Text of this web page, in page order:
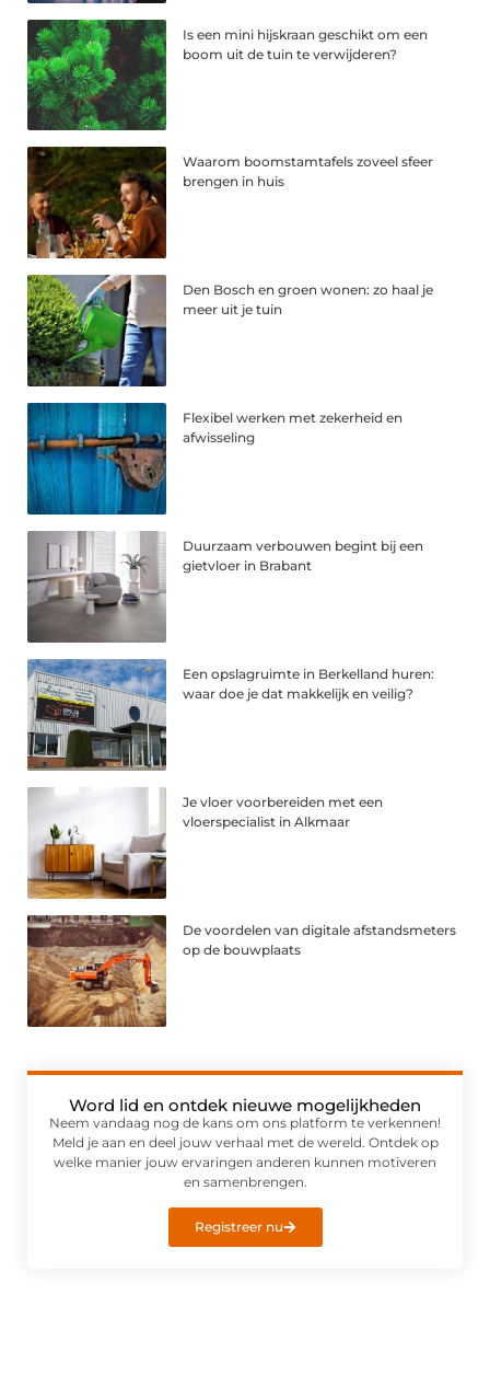
Is een mini hijskraan geschikt om een
boom uit de tuin te verwijderen?
Waarom boomstamtafels zoveel sfeer
brengen in huis
Den Bosch en groen wonen: zo haal je
meer uit je tuin
Flexibel werken met zekerheid en
afwisseling
Duurzaam verbouwen begint bij een
gietvloer in Brabant
Een opslagruimte in Berkelland huren:
waar doe je dat makkelijk en veilig?
Je vloer voorbereiden met een
vloerspecialist in Alkmaar
De voordelen van digitale afstandsmeters
op de bouwplaats
Word lid en ontdek nieuwe mogelijkheden
Neem vandaag nog de kans om ons platform te verkennen!
Meld je aan en deel jouw verhaal met de wereld. Ontdek op
welke manier jouw ervaringen anderen kunnen motiveren
en samenbrengen.
Registreer nu